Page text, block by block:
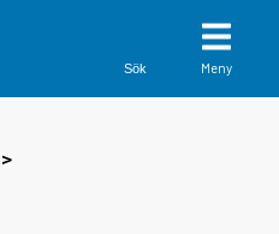
Sök Meny
>